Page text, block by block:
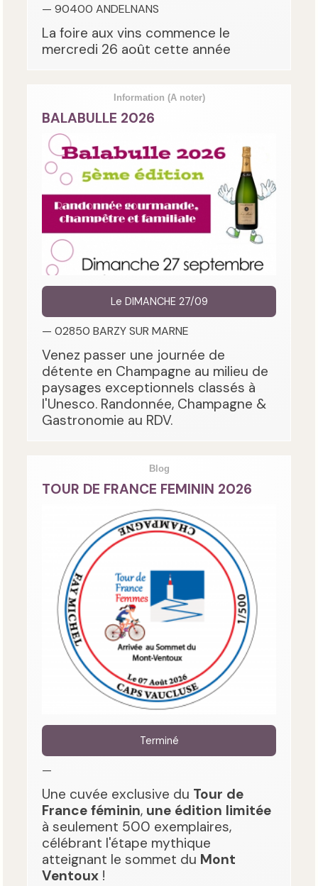
— 90400 ANDELNANS
La foire aux vins commence le
mercredi 26 août cette année
Information (A noter)
BALABULLE 2026
Le DIMANCHE 27/09
— 02850 BARZY SUR MARNE
Venez passer une journée de
détente en Champagne au milieu de
paysages exceptionnels classés à
l'Unesco. Randonnée, Champagne &
Gastronomie au RDV.
Blog
TOUR DE FRANCE FEMININ 2026
Terminé
—
Une cuvée exclusive du Tour de
France féminin, une édition limitée
à seulement 500 exemplaires,
célébrant l'étape mythique
atteignant le sommet du Mont
Ventoux !